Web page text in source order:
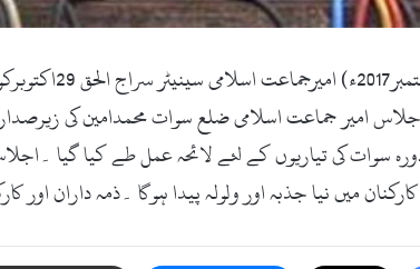
وات(زما
امیر جماعت اسلامی ضلع سوات محمدامین کی
سوات کی تیاریوں کے لئے لائحہ عمل طے کیا گیا
میں نیا جذبہ اور ولولہ پیدا ہوگا ۔ذمہ داران اور